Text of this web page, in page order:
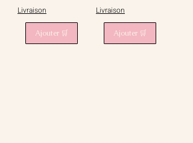
Livraison
Ajouter 🛒
Livraison
Ajouter 🛒